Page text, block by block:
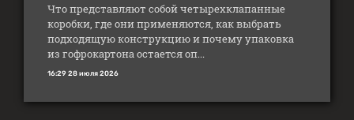
Что представляют собой четырехклапанные
коробки, где они применяются, как выбрать
подходящую конструкцию и почему упаковка
из гофрокартона остается оп...
16:29 28 июля 2026